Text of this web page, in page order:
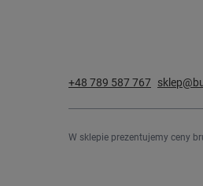
+48 789 587 767
W sklepie prezentujemy ceny